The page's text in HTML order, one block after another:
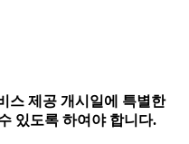
스 제공 개시일에 특별한
있도록 하여야 합니다.